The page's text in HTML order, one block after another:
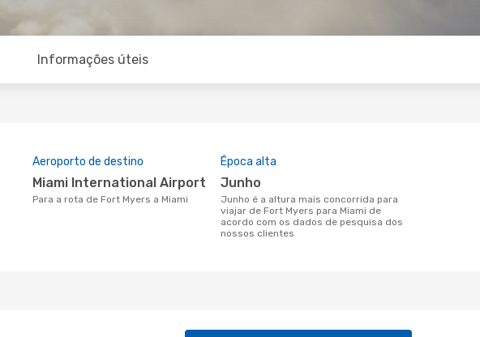
Informações úteis
Aeroporto de destino
Miami International Airport
Para a rota de Fort Myers a Miami
Época alta
junho
junho é a altura mais concorrida para
viajar de Fort Myers para Miami de
acordo com os dados de pesquisa dos
nossos clientes